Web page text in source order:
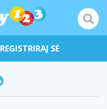
REGISTRIRAJ SE